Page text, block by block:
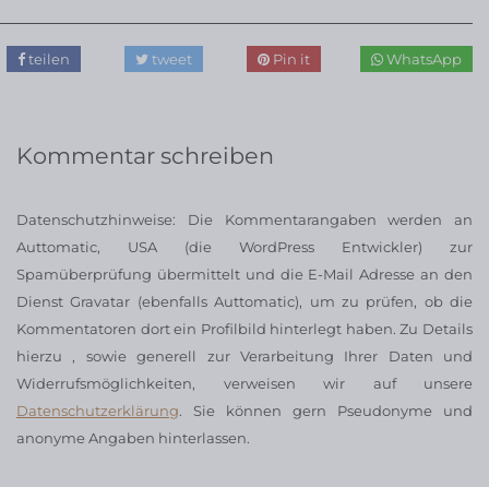
teilen tweet Pin it WhatsApp
Kommentar schreiben
Datenschutzhinweise: Die Kommentarangaben werden an
Auttomatic, USA (die WordPress Entwickler) zur
Spamüberprüfung übermittelt und die E-Mail Adresse an den
Dienst Gravatar (ebenfalls Auttomatic), um zu prüfen, ob die
Kommentatoren dort ein Profilbild hinterlegt haben. Zu Details
hierzu , sowie generell zur Verarbeitung Ihrer Daten und
Widerrufsmöglichkeiten, verweisen wir auf unsere
Datenschutzerklärung. Sie können gern Pseudonyme und
anonyme Angaben hinterlassen.